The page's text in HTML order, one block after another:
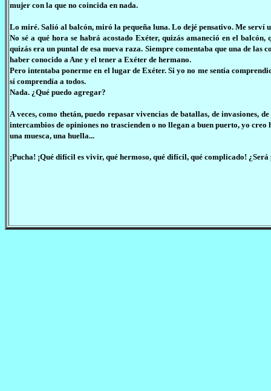
mujer con la que no coincida en nada.
Lo miré. Salió al balcón, miró la pequeña luna. Lo dejé pensativo. Me serví
No sé a qué hora se habrá acostado Exéter, quizás amaneció en el
quizás era un puntal de esa nueva raza. Siempre comentaba que una de
haber conocido a Ane y el tener a Exéter de hermano.
Pero intentaba ponerme en el lugar de Exéter. Si yo no me sentía
sí comprendía a todos.
Nada. ¿Qué puedo agregar?
A veces, como thetán, puedo repasar vivencias de batallas, de invasiones,
intercambios de opiniones no trascienden o no llegan a buen puerto, yo creo
una muesca, una huella...
¡Pucha! ¡Qué difícil es vivir, qué hermoso, qué difícil, qué complicado!